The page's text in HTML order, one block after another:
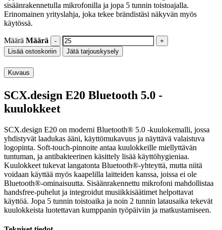
sisäänrakennetulla mikrofonilla ja jopa 5 tunnin toistoajalla.
Erinomainen yrityslahja, joka tekee brändistäsi näkyvän myös
käytössä.
Määrä Määrä
Lisää ostoskoriin Jätä tarjouskysely
Kuvaus
SCX.design E20 Bluetooth 5.0 -
kuulokkeet
SCX.design E20 on moderni Bluetooth® 5.0 -kuulokemalli, jossa
yhdistyvät laadukas ääni, käyttömukavuus ja näyttävä valaistuva
logopinta. Soft-touch-pinnoite antaa kuulokkeille miellyttävän
tuntuman, ja antibakteerinen käsittely lisää käyttöhygieniaa.
Kuulokkeet tukevat langatonta Bluetooth®-yhteyttä, mutta niitä
voidaan käyttää myös kaapelilla laitteiden kanssa, joissa ei ole
Bluetooth®-ominaisuutta. Sisäänrakennettu mikrofoni mahdollistaa
handsfree-puhelut ja integroidut musiikkisäätimet helpottavat
käyttöä. Jopa 5 tunnin toistoaika ja noin 2 tunnin latausaika tekevät
kuulokkeista luotettavan kumppanin työpäiviin ja matkustamiseen.